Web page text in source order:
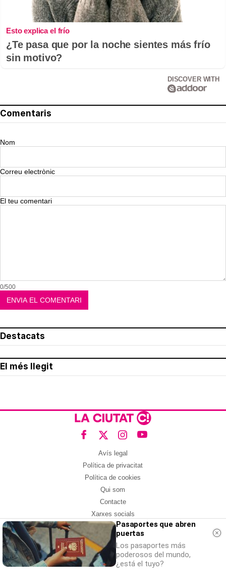
Esto explica el frío
¿Te pasa que por la noche sientes más frío
sin motivo?
DISCOVER WITH
Comentaris
Nom
Correu electrònic
El teu comentari
0/500
Destacats
El més llegit
Avís legal
Política de privacitat
Política de cookies
Qui som
Contacte
Xarxes socials
Amb col·laboració de:
Pasaportes que abren
puertas
Los pasaportes más
poderosos del mundo,
¿está el tuyo?